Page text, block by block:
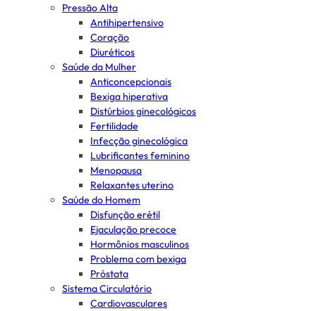
Pressão Alta
Antihipertensivo
Coração
Diuréticos
Saúde da Mulher
Anticoncepcionais
Bexiga hiperativa
Distúrbios ginecológicos
Fertilidade
Infecção ginecológica
Lubrificantes feminino
Menopausa
Relaxantes uterino
Saúde do Homem
Disfunção erétil
Ejaculação precoce
Hormônios masculinos
Problema com bexiga
Próstata
Sistema Circulatório
Cardiovasculares